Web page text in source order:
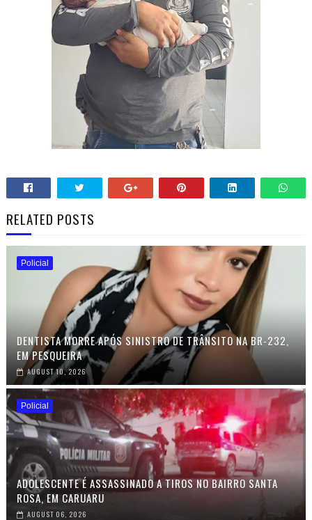
RELATED POSTS
Policial
DENTISTA MORRE APÓS SINISTRO DE TRÂNSITO NA BR-232,
EM PESQUEIRA
AUGUST 10, 2026
Policial
ADOLESCENTE É ASSASSINADO A TIROS NO BAIRRO SANTA
ROSA, EM CARUARU
AUGUST 06, 2026